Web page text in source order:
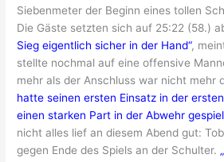
Siebenmeter der Beginn eines tollen
Die Gäste setzten sich auf 25:22 (58.)
Sieg eigentlich sicher in der Hand“,
stellte nochmal auf eine offensive
mehr als der Anschluss war nicht mehr
hatte seinen ersten Einsatz in der
einen starken Part in der Abwehr
nicht alles lief an diesem Abend gut:
gegen Ende des Spiels an der Schulter.